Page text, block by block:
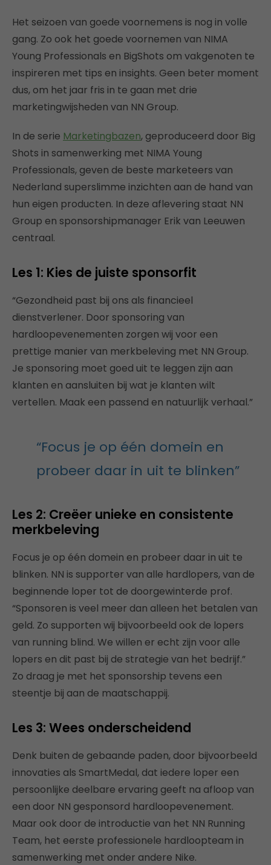
Het seizoen van goede voornemens is nog in volle
gang. Zo ook het goede voornemen van NIMA
Young Professionals en BigShots om vakgenoten te
inspireren met tips en insights. Geen beter moment
dus, om het jaar fris in te gaan met drie
marketingwijsheden van NN Group.
In de serie Marketingbazen, geproduceerd door Big
Shots in samenwerking met NIMA Young
Professionals, geven de beste marketeers van
Nederland superslimme inzichten aan de hand van
hun eigen producten. In deze aflevering staat NN
Group en sponsorshipmanager Erik van Leeuwen
centraal.
Les 1: Kies de juiste sponsorfit
“Gezondheid past bij ons als financieel
dienstverlener. Door sponsoring van
hardloopevenementen zorgen wij voor een
prettige manier van merkbeleving met NN Group.
Je sponsoring moet goed uit te leggen zijn aan
klanten en aansluiten bij wat je klanten wilt
vertellen. Maak een passend en natuurlijk verhaal.”
“Focus je op één domein en
probeer daar in uit te blinken”
Les 2: Creëer unieke en consistente
merkbeleving
Focus je op één domein en probeer daar in uit te
blinken. NN is supporter van alle hardlopers, van de
beginnende loper tot de doorgewinterde prof.
“Sponsoren is veel meer dan alleen het betalen van
geld. Zo supporten wij bijvoorbeeld ook de lopers
van running blind. We willen er echt zijn voor alle
lopers en dit past bij de strategie van het bedrijf.”
Zo draag je met het sponsorship tevens een
steentje bij aan de maatschappij.
Les 3: Wees onderscheidend
Denk buiten de gebaande paden, door bijvoorbeeld
innovaties als SmartMedal, dat iedere loper een
persoonlijke deelbare ervaring geeft na afloop van
een door NN gesponsord hardloopevenement.
Maar ook door de introductie van het NN Running
Team, het eerste professionele hardloopteam in
samenwerking met onder andere Nike.